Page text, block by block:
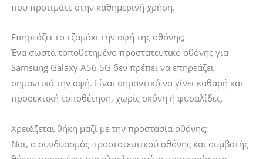
που προτιμάτε στην καθημερινή χρήση.
Επηρεάζει το τζαμάκι την αφή της οθόνης;
Ένα σωστά τοποθετημένο προστατευτικό οθόνης για
Samsung Galaxy A56 5G δεν πρέπει να επηρεάζει
σημαντικά την αφή. Είναι σημαντικό να γίνει καθαρή και
προσεκτική τοποθέτηση, χωρίς σκόνη ή φυσαλίδες.
Χρειάζεται θήκη μαζί με την προστασία οθόνης;
Ναι, ο συνδυασμός προστατευτικού οθόνης και συμβατής